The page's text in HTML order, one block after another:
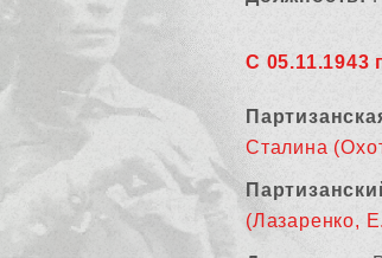
С 05.11.1943
Сталина
(Лазаренко,